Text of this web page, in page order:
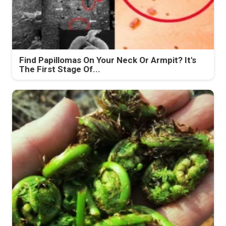
Find Papillomas On Your Neck Or Armpit? It's
The First Stage Of...